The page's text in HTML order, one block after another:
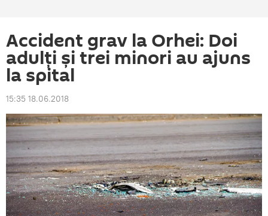
Accident grav la Orhei: Doi
adulți și trei minori au ajuns
la spital
15:35 18.06.2018